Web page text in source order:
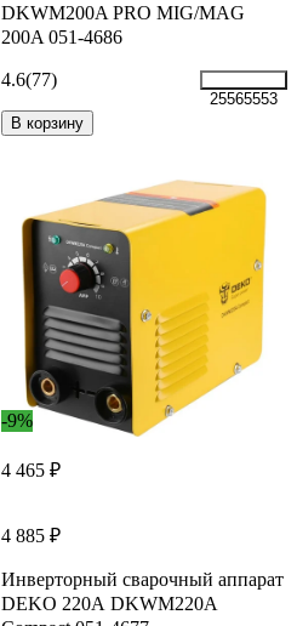
DKWM200A PRO MIG/MAG
200A 051-4686
4.6(77)
25565553
В корзину
-9%
4 465 ₽
4 885 ₽
Инверторный сварочный аппарат
DEKO 220А DKWM220A